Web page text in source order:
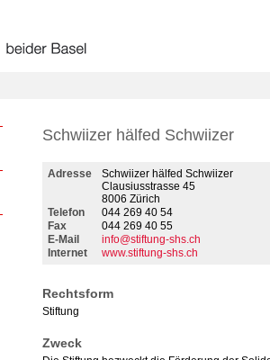
Schwiizer hälfed Schwiizer
Adresse
Schwiizer hälfed Schwiizer
Clausiusstrasse 45
8006 Zürich
Telefon
044 269 40 54
Fax
044 269 40 55
E-Mail
info@stiftung-shs.ch
Internet
www.stiftung-shs.ch
Rechtsform
Stiftung
Zweck